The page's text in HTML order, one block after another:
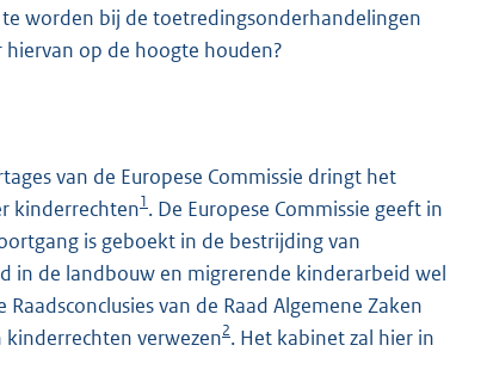
worden bij de toetredingsonderhandelingen
hiervan op de hoogte houden?
van de Europese Commissie dringt het
kinderrechten1. De Europese Commissie geeft in
is geboekt in de bestrijding van
in de landbouw en migrerende kinderarbeid wel
van de Raad Algemene Zaken
verwezen2. Het kabinet zal hier in